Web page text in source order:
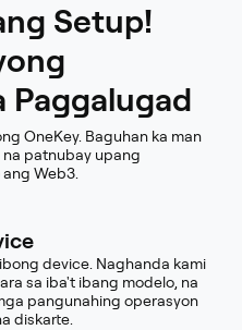
Setup!
Paggalugad
OneKey. Baguhan ka man
patnubay upang
Web3.
device. Naghanda kami
sa iba't ibang modelo, na
pangunahing operasyon
diskarte.